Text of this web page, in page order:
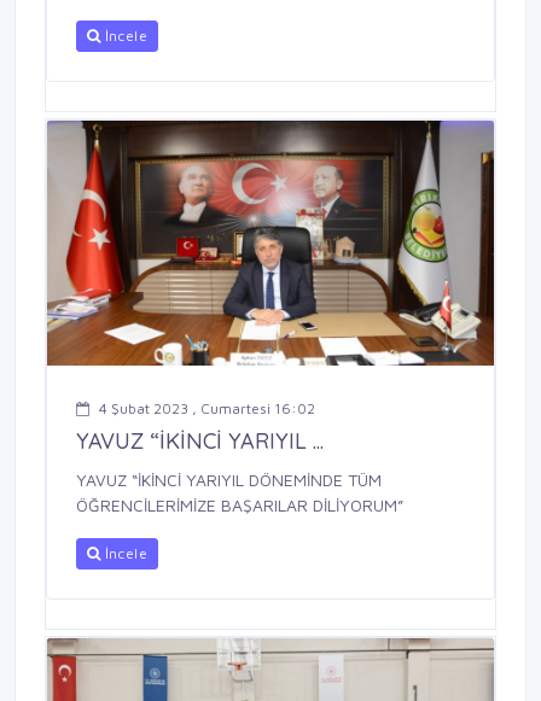
İncele
4 Şubat 2023 , Cumartesi 16:02
YAVUZ “İKİNCİ YARIYIL ...
YAVUZ “İKİNCİ YARIYIL DÖNEMİNDE TÜM
ÖĞRENCİLERİMİZE BAŞARILAR DİLİYORUM”
İncele